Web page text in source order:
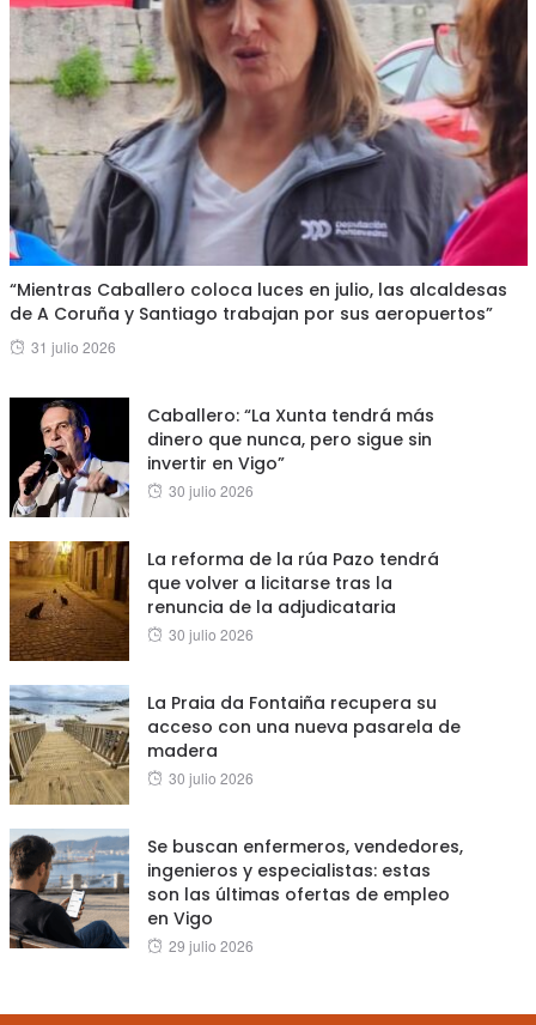
“Mientras Caballero coloca luces en julio, las alcaldesas
de A Coruña y Santiago trabajan por sus aeropuertos”
Posted
31 julio 2026
Caballero: “La Xunta tendrá más
dinero que nunca, pero sigue sin
invertir en Vigo”
Posted
30 julio 2026
La reforma de la rúa Pazo tendrá
que volver a licitarse tras la
renuncia de la adjudicataria
Posted
30 julio 2026
La Praia da Fontaiña recupera su
acceso con una nueva pasarela de
madera
Posted
30 julio 2026
Se buscan enfermeros, vendedores,
ingenieros y especialistas: estas
son las últimas ofertas de empleo
en Vigo
Posted
29 julio 2026